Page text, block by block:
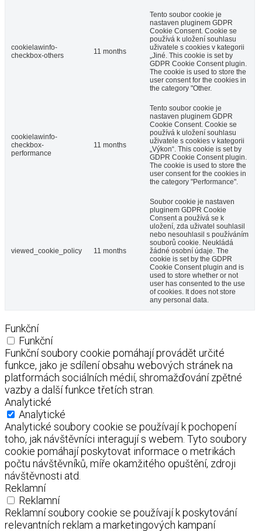
cookielawinfo-
checkbox-others
11 months
Tento soubor cookie je
nastaven pluginem GDPR
Cookie Consent. Cookie se
používá k uložení souhlasu
uživatele s cookies v kategorii
„Jiné. This cookie is set by
GDPR Cookie Consent plugin.
The cookie is used to store the
user consent for the cookies in
the category "Other.
cookielawinfo-
checkbox-
performance
11 months
Tento soubor cookie je
nastaven pluginem GDPR
Cookie Consent. Cookie se
používá k uložení souhlasu
uživatele s cookies v kategorii
„Výkon“. This cookie is set by
GDPR Cookie Consent plugin.
The cookie is used to store the
user consent for the cookies in
the category "Performance".
viewed_cookie_policy 11 months
Soubor cookie je nastaven
pluginem GDPR Cookie
Consent a používá se k
uložení, zda uživatel souhlasil
nebo nesouhlasil s používáním
souborů cookie. Neukládá
žádné osobní údaje. The
cookie is set by the GDPR
Cookie Consent plugin and is
used to store whether or not
user has consented to the use
of cookies. It does not store
any personal data.
Funkční
Funkční
Funkční soubory cookie pomáhají provádět určité
funkce, jako je sdílení obsahu webových stránek na
platformách sociálních médií, shromažďování zpětné
vazby a další funkce třetích stran.
Analytické
Analytické
Analytické soubory cookie se používají k pochopení
toho, jak návštěvníci interagují s webem. Tyto soubory
cookie pomáhají poskytovat informace o metrikách
počtu návštěvníků, míře okamžitého opuštění, zdroji
návštěvnosti atd.
Reklamní
Reklamní
Reklamní soubory cookie se používají k poskytování
relevantních reklam a marketingových kampaní